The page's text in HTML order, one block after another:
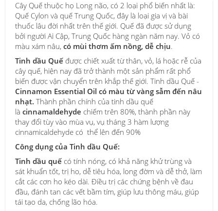
Cây Quế thuộc họ Long não, có 2 loại phổ biến nhất là:
Quế Cylon và quế Trung Quốc, đây là loại gia vị và bài
thuốc lâu đời nhất trên thế giới. Quế đã được sử dụng
bởi người Ai Cập, Trung Quốc hàng ngàn năm nay. Vỏ có
màu xám nâu, có mùi thơm ấm nồng, dễ chịu.
Tinh dầu Quế được chiết xuất từ thân, vỏ, lá hoặc rễ của
cây quế, hiện nay đã trở thành một sản phẩm rất phổ
biến được vận chuyển trên khắp thế giới. Tinh dầu Quế -
Cinnamon Essential Oil có màu từ vàng sẫm đến nâu
nhạt. Thành phần chính của tinh dầu quế
là cinnamaldehyde chiếm trên 80%, thành phần này
thay đổi tùy vào mùa vụ, vụ tháng 3 hàm lượng
cinnamicaldehyde có thể lên đến 90%
Công dụng của Tinh dầu Quế:
Tinh dầu quế có tính nóng, có khả năng khử trùng và
sát khuẩn tốt, trị ho, dễ tiêu hóa, long đờm và dễ thở, làm
cắt các cơn ho kéo dài. Điều trị các chứng bệnh về đau
đầu, đánh tan các vết bầm tím, giúp lưu thông máu, giúp
tái tạo da, chống lão hóa.